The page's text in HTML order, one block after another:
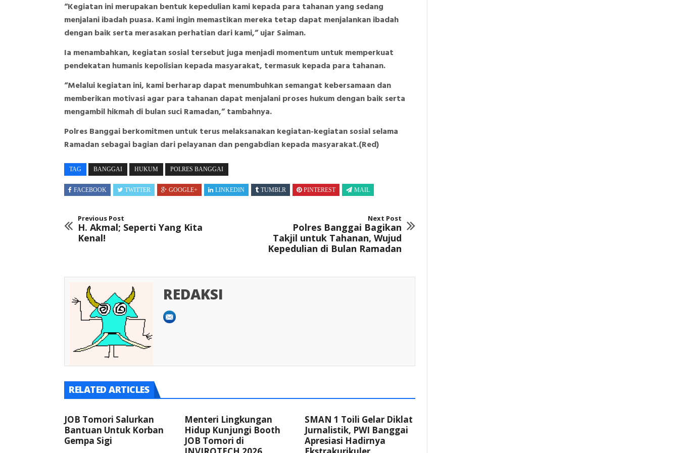
“Kegiatan ini merupakan bentuk kepedulian kami kepada para tahanan yang sedang
menjalani ibadah puasa. Kami ingin memastikan mereka tetap dapat menjalankan ibadah
dengan baik serta merasakan perhatian dari kami,” ujar Saiman.
Ia menambahkan, kegiatan sosial tersebut juga menjadi momentum untuk memperkuat
pendekatan humanis kepolisian kepada masyarakat, termasuk kepada para tahanan.
“Melalui kegiatan ini, kami berharap dapat menumbuhkan semangat kebersamaan dan
memberikan motivasi agar para tahanan dapat menjalani proses hukum dengan baik serta
mengambil hikmah di bulan suci Ramadan,” tambahnya.
Polres Banggai berkomitmen untuk terus melaksanakan kegiatan-kegiatan sosial selama
Ramadan sebagai bagian dari pelayanan dan pengabdian kepada masyarakat.(Red)
TAG BANGGAI HUKUM POLRES BANGGAI
FACEBOOK TWITTER GOOGLE+ LINKEDIN TUMBLR PINTEREST MAIL
Previous Post
H. Akmal; Seperti Yang Kita
Kenal!
Next Post
Polres Banggai Bagikan
Takjil untuk Tahanan, Wujud
Kepedulian di Bulan Ramadan
REDAKSI
RELATED ARTICLES
JOB Tomori Salurkan
Bantuan Untuk Korban
Gempa Sigi
Menteri Lingkungan
Hidup Kunjungi Booth
JOB Tomori di
SMAN 1 Toili Gelar Diklat
Jurnalistik, PWI Banggai
Apresiasi Hadirnya